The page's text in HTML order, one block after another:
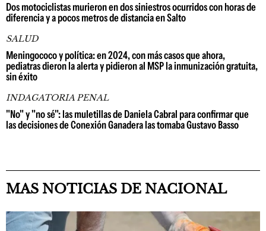
Dos motociclistas murieron en dos siniestros ocurridos con horas de
diferencia y a pocos metros de distancia en Salto
SALUD
Meningococo y política: en 2024, con más casos que ahora,
pediatras dieron la alerta y pidieron al MSP la inmunización gratuita,
sin éxito
INDAGATORIA PENAL
"No" y "no sé": las muletillas de Daniela Cabral para confirmar que
las decisiones de Conexión Ganadera las tomaba Gustavo Basso
MAS NOTICIAS DE NACIONAL